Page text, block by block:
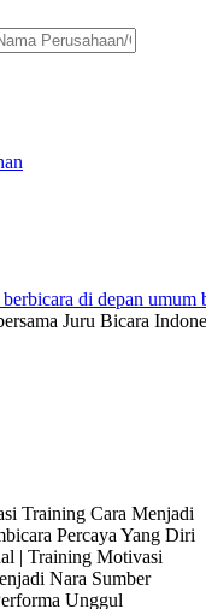
Juru Bicara
Training Cara Menjadi
Percaya Yang Diri
| Training Motivasi
Nara Sumber
Unggul